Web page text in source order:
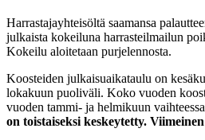
Harrastajayhteisöltä saamansa
julkaista kokeiluna harrasteilmailun
Kokeilu aloitetaan purjelennosta.
Koosteiden julkaisuaikataulu on
lokakuun puoliväli. Koko vuoden
vuoden tammi- ja helmikuun
on toistaiseksi keskeytetty.